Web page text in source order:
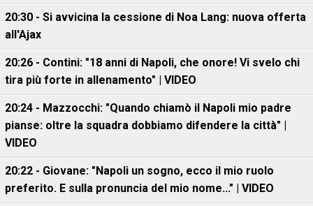
20:30 - Si avvicina la cessione di Noa Lang: nuova offerta
all'Ajax
20:26 - Contini: "18 anni di Napoli, che onore! Vi svelo chi
tira più forte in allenamento" | VIDEO
20:24 - Mazzocchi: "Quando chiamò il Napoli mio padre
pianse: oltre la squadra dobbiamo difendere la città" |
VIDEO
20:22 - Giovane: "Napoli un sogno, ecco il mio ruolo
preferito. E sulla pronuncia del mio nome..." | VIDEO